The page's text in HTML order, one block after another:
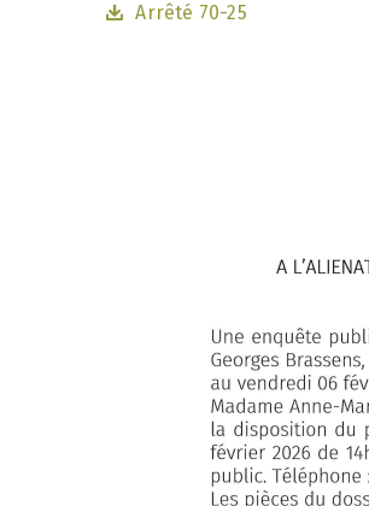
Arrêté 70-25